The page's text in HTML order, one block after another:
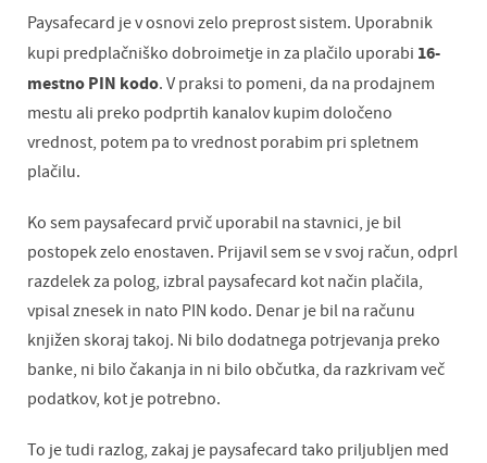
Paysafecard je v osnovi zelo preprost sistem. Uporabnik
kupi predplačniško dobroimetje in za plačilo uporabi 16-
mestno PIN kodo. V praksi to pomeni, da na prodajnem
mestu ali preko podprtih kanalov kupim določeno
vrednost, potem pa to vrednost porabim pri spletnem
plačilu.
Ko sem paysafecard prvič uporabil na stavnici, je bil
postopek zelo enostaven. Prijavil sem se v svoj račun, odprl
razdelek za polog, izbral paysafecard kot način plačila,
vpisal znesek in nato PIN kodo. Denar je bil na računu
knjižen skoraj takoj. Ni bilo dodatnega potrjevanja preko
banke, ni bilo čakanja in ni bilo občutka, da razkrivam več
podatkov, kot je potrebno.
To je tudi razlog, zakaj je paysafecard tako priljubljen med